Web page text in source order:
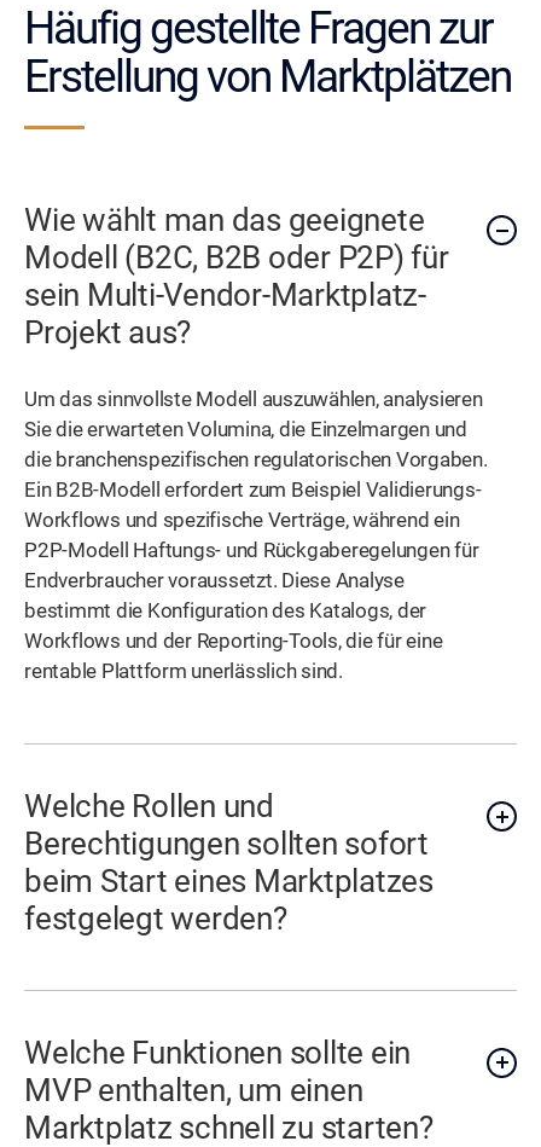
Häufig gestellte Fragen zur
Erstellung von Marktplätzen
Wie wählt man das geeignete
Modell (B2C, B2B oder P2P) für
sein Multi-Vendor-Marktplatz-
Projekt aus?
Um das sinnvollste Modell auszuwählen, analysieren
Sie die erwarteten Volumina, die Einzelmargen und
die branchenspezifischen regulatorischen Vorgaben.
Ein B2B-Modell erfordert zum Beispiel Validierungs-
Workflows und spezifische Verträge, während ein
P2P-Modell Haftungs- und Rückgaberegelungen für
Endverbraucher voraussetzt. Diese Analyse
bestimmt die Konfiguration des Katalogs, der
Workflows und der Reporting-Tools, die für eine
rentable Plattform unerlässlich sind.
Welche Rollen und
Berechtigungen sollten sofort
beim Start eines Marktplatzes
festgelegt werden?
Welche Funktionen sollte ein
MVP enthalten, um einen
Marktplatz schnell zu starten?